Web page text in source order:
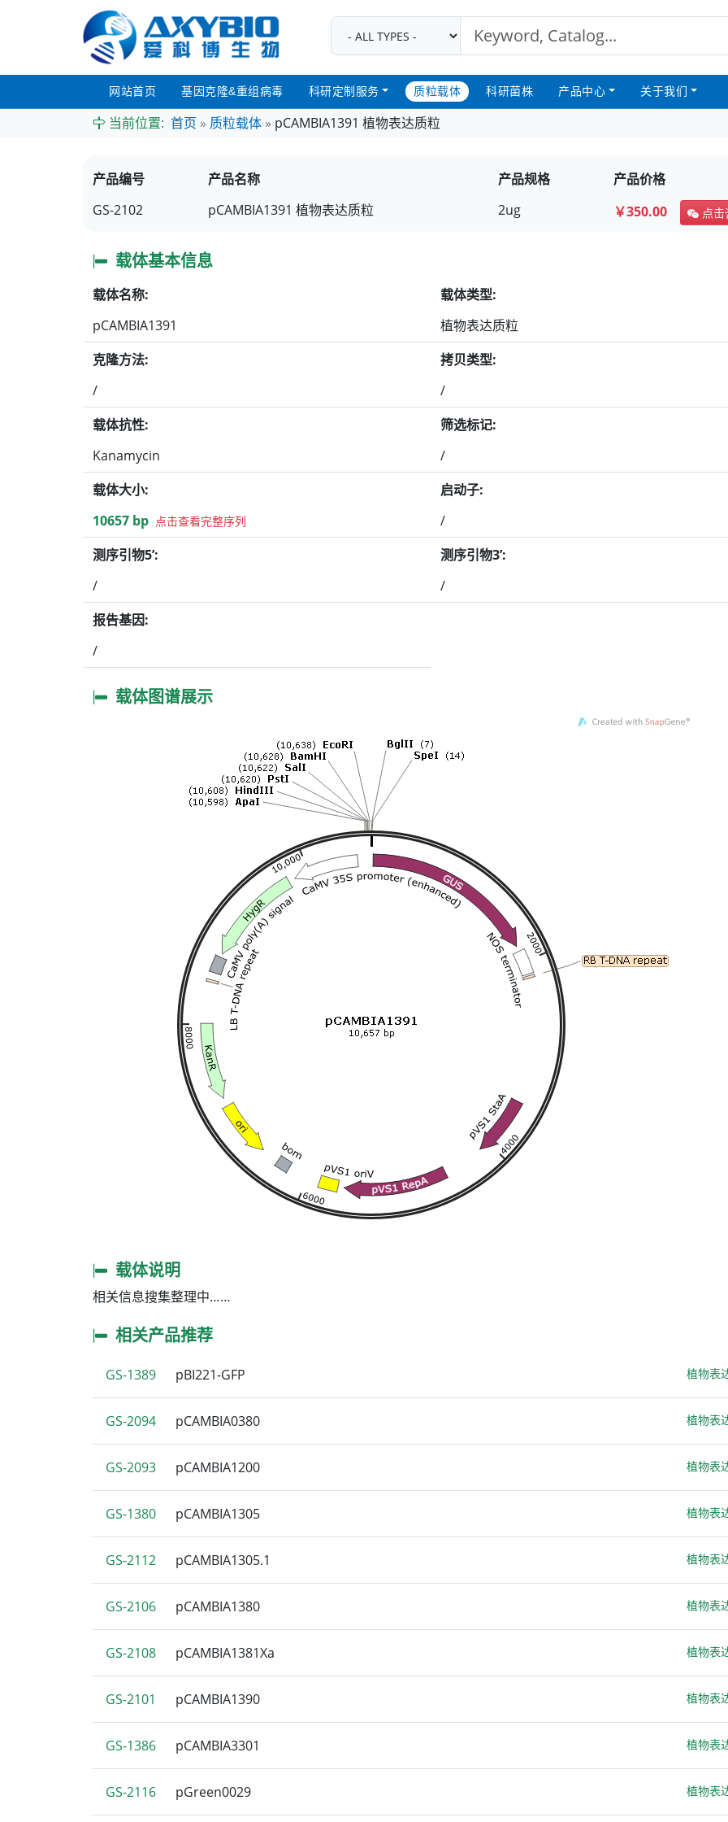
网站首页 基因克隆&重组病毒 科研定制服务 质粒载体 科研菌株 产品中心 关于我们
当前位置: 首页 » 质粒载体 » pCAMBIA1391 植物表达质粒
产品编号
GS-2102
产品名称
pCAMBIA1391 植物表达质粒
产品规格
2ug
产品价格
￥350.00
点击
载体基本信息
载体名称:
pCAMBIA1391
载体类型:
植物表达质粒
克隆方法:
/
拷贝类型:
/
载体抗性:
Kanamycin
筛选标记:
/
载体大小:
10657 bp 点击查看完整序列
启动子:
/
测序引物5’:
/
测序引物3’:
/
报告基因:
/
载体图谱展示
载体说明
相关信息搜集整理中……
相关产品推荐
GS-1389 pBI221-GFP 植物表
GS-2094 pCAMBIA0380 植物表
GS-2093 pCAMBIA1200 植物表
GS-1380 pCAMBIA1305 植物表
GS-2112 pCAMBIA1305.1 植物表
GS-2106 pCAMBIA1380 植物表
GS-2108 pCAMBIA1381Xa 植物表
GS-2101 pCAMBIA1390 植物表
GS-1386 pCAMBIA3301 植物表
GS-2116 pGreen0029 植物表